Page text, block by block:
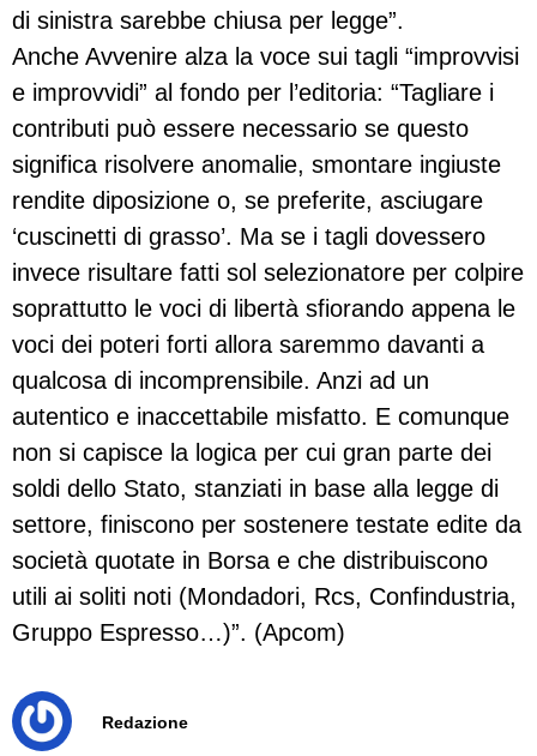
di sinistra sarebbe chiusa per legge”.
Anche Avvenire alza la voce sui tagli “improvvisi
e improvvidi” al fondo per l’editoria: “Tagliare i
contributi può essere necessario se questo
significa risolvere anomalie, smontare ingiuste
rendite diposizione o, se preferite, asciugare
‘cuscinetti di grasso’. Ma se i tagli dovessero
invece risultare fatti sol selezionatore per colpire
soprattutto le voci di libertà sfiorando appena le
voci dei poteri forti allora saremmo davanti a
qualcosa di incomprensibile. Anzi ad un
autentico e inaccettabile misfatto. E comunque
non si capisce la logica per cui gran parte dei
soldi dello Stato, stanziati in base alla legge di
settore, finiscono per sostenere testate edite da
società quotate in Borsa e che distribuiscono
utili ai soliti noti (Mondadori, Rcs, Confindustria,
Gruppo Espresso…)”. (Apcom)
Redazione